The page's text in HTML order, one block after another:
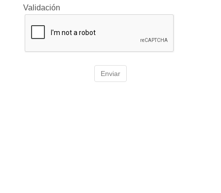
Validación